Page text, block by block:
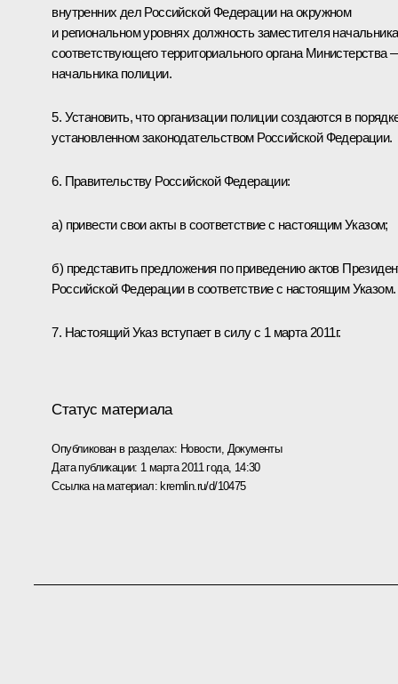
внутренних дел Российской Федерации на окружном
и региональном уровнях должность заместителя начальника
соответствующего территориального органа Министерства
начальника полиции.
5. Установить, что организации полиции создаются в
установленном законодательством Российской Федерации.
6. Правительству Российской Федерации:
а) привести свои акты в соответствие с настоящим Указом;
б) представить предложения по приведению актов
Российской Федерации в соответствие с настоящим Указом.
7. Настоящий Указ вступает в силу с 1 марта 2011г.
Статус материала
Опубликован в разделах: Новости, Документы
Дата публикации: 1 марта 2011 года, 14:30
Ссылка на материал: kremlin.ru/d/10475